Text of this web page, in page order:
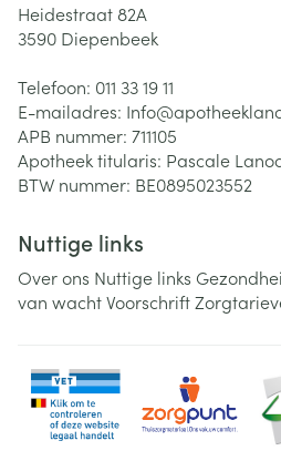
Heidestraat 82A
3590 Diepenbeek
Telefoon: 011 33 19 11
E-mailadres: Info@
APB nummer: 711105
Apotheek titularis: Pascale
BTW nummer: BE0895023552
Nuttige links
Over ons Nuttige links
van wachtVoorschrift